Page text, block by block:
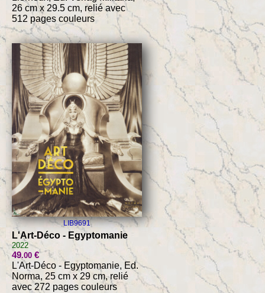
26 cm x 29.5 cm, relié avec
512 pages couleurs
LIB9691
L'Art-Déco - Egyptomanie
2022
49.00€
L'Art-Déco - Egyptomanie, Ed.
Norma, 25 cm x 29 cm, relié
avec 272 pages couleurs